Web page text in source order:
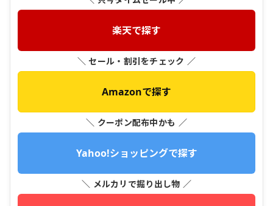
楽天で探す
＼ セール・割引をチェック ／
Amazonで探す
＼ クーポン配布中かも ／
Yahoo!ショッピングで探す
＼ メルカリで掘り出し物 ／